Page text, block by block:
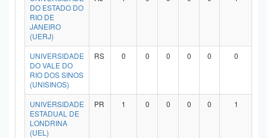
DO ESTADO DO
RIO DE
JANEIRO
(UERJ)
UNIVERSIDADE
DO VALE DO
RIO DOS SINOS
(UNISINOS)
RS 0 0 0 0 0 0
UNIVERSIDADE
ESTADUAL DE
LONDRINA
(UEL)
PR 1 0 0 0 0 1